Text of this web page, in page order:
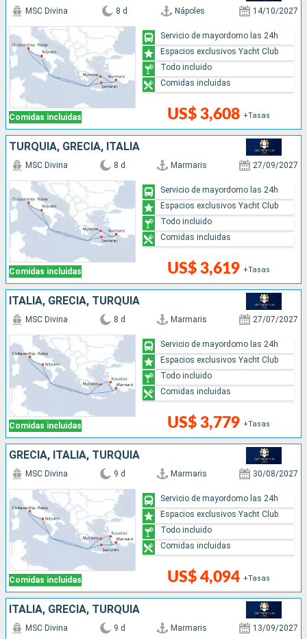
Comidas incluidas
MSC Divina 8 d Nápoles 14/10/2027
US$ 3,608 +Tasas
Servicio de mayordomo las 24h
Espacios exclusivos Yacht Club
Todo incluido
Comidas incluidas
TURQUÍA, GRECIA, ITALIA
Comidas incluidas
MSC Divina 8 d Marmaris 27/09/2027
US$ 3,619 +Tasas
Servicio de mayordomo las 24h
Espacios exclusivos Yacht Club
Todo incluido
Comidas incluidas
ITALIA, GRECIA, TURQUÍA
Comidas incluidas
MSC Divina 8 d Marmaris 27/07/2027
US$ 3,779 +Tasas
Servicio de mayordomo las 24h
Espacios exclusivos Yacht Club
Todo incluido
Comidas incluidas
GRECIA, ITALIA, TURQUÍA
Comidas incluidas
MSC Divina 9 d Marmaris 30/08/2027
US$ 4,094 +Tasas
Servicio de mayordomo las 24h
Espacios exclusivos Yacht Club
Todo incluido
Comidas incluidas
ITALIA, GRECIA, TURQUÍA
MSC Divina 9 d Marmaris 13/09/2027